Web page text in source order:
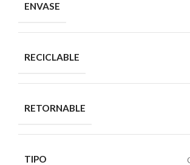
ENVASE
RECICLABLE
RETORNABLE
TIPO